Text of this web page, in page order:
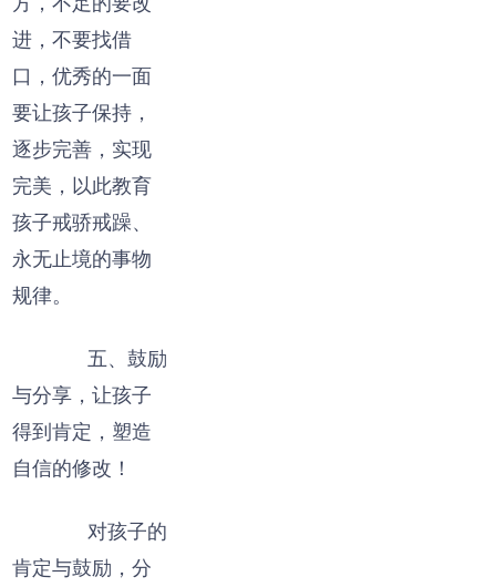
进，不要找借
口，优秀的一面
要让孩子保持，
逐步完善，实现
完美，以此教育
孩子戒骄戒躁、
永无止境的事物
规律。
五、鼓励
与分享，让孩子
得到肯定，塑造
自信的修改！
对孩子的
肯定与鼓励，分